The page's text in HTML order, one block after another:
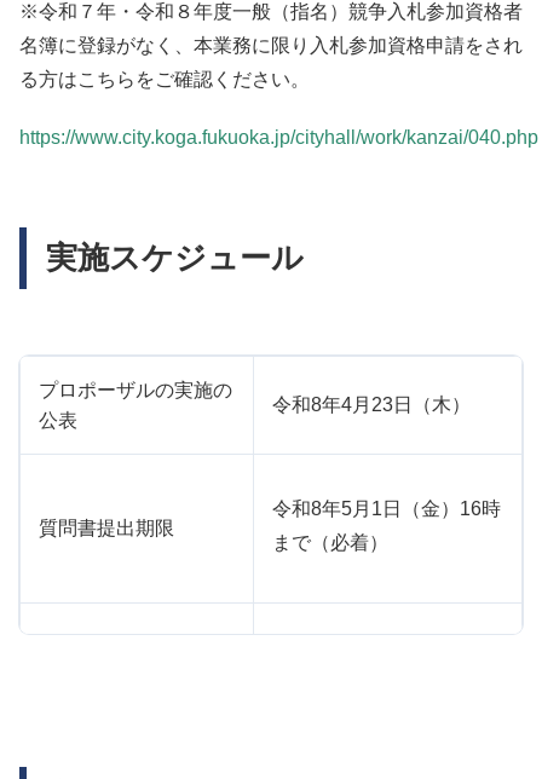
※令和７年・令和８年度一般（指名）競争入札参加資格者
名簿に登録がなく、本業務に限り入札参加資格申請をされ
る方はこちらをご確認ください。
https://www.city.koga.fukuoka.jp/cityhall/work/kanzai/040.php
実施スケジュール
プロポーザルの実施の
公表
令和8年4月23日（木）
質問書提出期限
令和8年5月1日（金）16時
まで（必着）